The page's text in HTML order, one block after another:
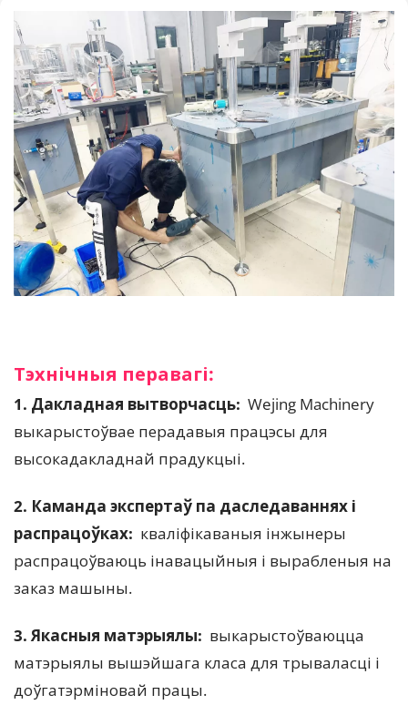
Тэхнічныя перавагі:
1. Дакладная вытворчасць: Wejing Machinery
выкарыстоўвае перадавыя працэсы для
высокадакладнай прадукцыі.
2. Каманда экспертаў па даследаваннях і
распрацоўках: кваліфікаваныя інжынеры
распрацоўваюць інавацыйныя і вырабленыя на
заказ машыны.
3. Якасныя матэрыялы: выкарыстоўваюцца
матэрыялы вышэйшага класа для трываласці і
доўгатэрміновай працы.